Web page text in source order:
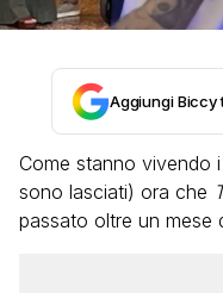
Aggiungi Biccy
Come stanno vivendo
sono lasciati) ora che
passato oltre un mese